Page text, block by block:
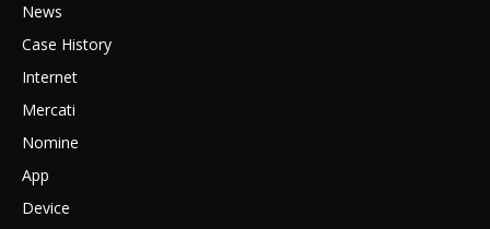
News
Case History
Internet
Mercati
Nomine
App
Device